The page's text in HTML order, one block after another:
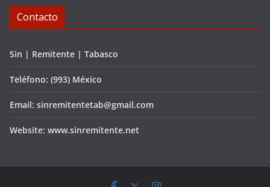
Contacto
Sin | Remitente | Tabasco
Teléfono: (993) México
Email: sinremitentetab@gmail.com
Website: www.sinremitente.net